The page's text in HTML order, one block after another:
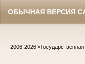
ОБЫЧНАЯ ВЕРСИЯ
2006-2026